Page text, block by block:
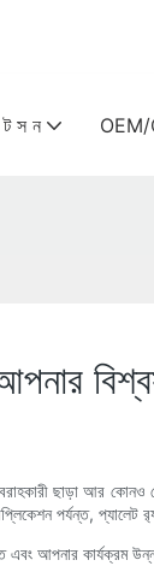
স ন
ছাড়া আর কোনও
পর্যন্ত, প্যালেট
এবং আপনার কার্যক্রম